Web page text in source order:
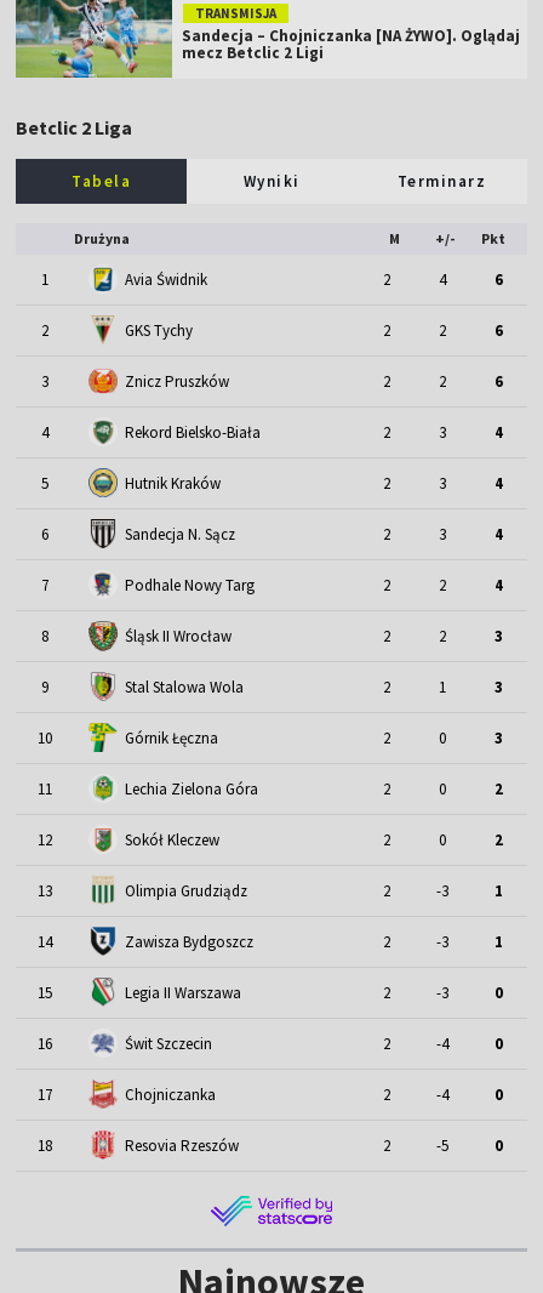
TRANSMISJA
Sandecja – Chojniczanka [NA ŻYWO]. Oglądaj
mecz Betclic 2 Ligi
Betclic 2 Liga
Tabela Wyniki Terminarz
Drużyna M +/- Pkt
1 Avia Świdnik 2 4 6
2 GKS Tychy 2 2 6
3 Znicz Pruszków 2 2 6
4 Rekord Bielsko-Biała 2 3 4
5 Hutnik Kraków 2 3 4
6 Sandecja N. Sącz 2 3 4
7 Podhale Nowy Targ 2 2 4
8 Śląsk II Wrocław 2 2 3
9 Stal Stalowa Wola 2 1 3
10 Górnik Łęczna 2 0 3
11 Lechia Zielona Góra 2 0 2
12 Sokół Kleczew 2 0 2
13 Olimpia Grudziądz 2 -3 1
14 Zawisza Bydgoszcz 2 -3 1
15 Legia II Warszawa 2 -3 0
16 Świt Szczecin 2 -4 0
17 Chojniczanka 2 -4 0
18 Resovia Rzeszów 2 -5 0
Najnowsze